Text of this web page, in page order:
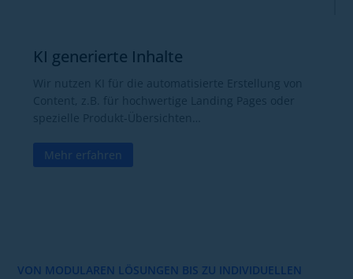
KI generierte Inhalte
Wir nutzen KI für die automatisierte Erstellung von
Content, z.B. für hochwertige Landing Pages oder
spezielle Produkt-Übersichten…
Mehr erfahren
VON MODULAREN LÖSUNGEN BIS ZU INDIVIDUELLEN